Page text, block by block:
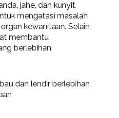
jahe, dan kunyit,
mengatasi masalah
kewanitaan. Selain
membantu
berlebihan.
dan lendir berlebihan